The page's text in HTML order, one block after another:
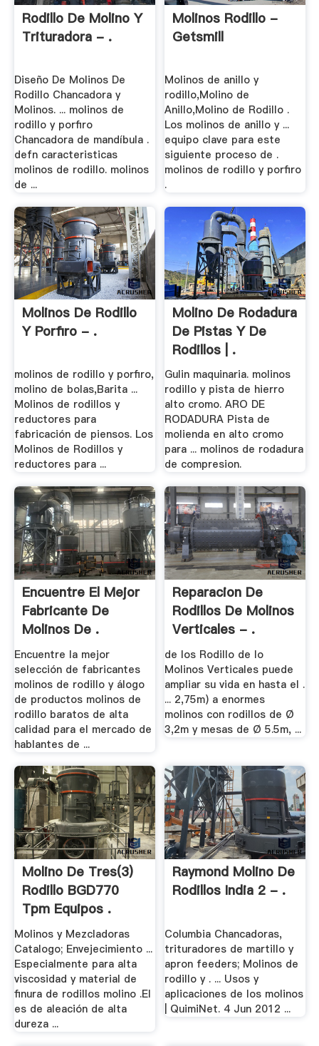
Rodillo De Molino Y
Trituradora - .
Diseño De Molinos De
Rodillo Chancadora y
Molinos. ... molinos de
rodillo y porfiro
Chancadora de mandíbula .
defn caracteristicas
molinos de rodillo. molinos
de ...
Molinos Rodillo -
Getsmill
Molinos de anillo y
rodillo,Molino de
Anillo,Molino de Rodillo .
Los molinos de anillo y ...
equipo clave para este
siguiente proceso de .
molinos de rodillo y porfiro
.
Molinos De Rodillo
Y Porfiro - .
molinos de rodillo y porfiro,
molino de bolas,Barita ...
Molinos de rodillos y
reductores para
fabricación de piensos. Los
Molinos de Rodillos y
reductores para ...
Molino De Rodadura
De Pistas Y De
Rodillos | .
Gulin maquinaria. molinos
rodillo y pista de hierro
alto cromo. ARO DE
RODADURA Pista de
molienda en alto cromo
para ... molinos de rodadura
de compresion.
Encuentre El Mejor
Fabricante De
Molinos De .
Encuentre la mejor
selección de fabricantes
molinos de rodillo y álogo
de productos molinos de
rodillo baratos de alta
calidad para el mercado de
hablantes de ...
Reparacion De
Rodillos De Molinos
Verticales - .
de los Rodillo de lo
Molinos Verticales puede
ampliar su vida en hasta el .
... 2,75m) a enormes
molinos con rodillos de Ø
3,2m y mesas de Ø 5.5m, ...
Molino De Tres(3)
Rodillo BGD770
Tpm Equipos .
Molinos y Mezcladoras
Catalogo; Envejecimiento ...
Especialmente para alta
viscosidad y material de
finura de rodillos molino .El
es de aleación de alta
dureza ...
Raymond Molino De
Rodillos India 2 - .
Columbia Chancadoras,
trituradores de martillo y
apron feeders; Molinos de
rodillo y . ... Usos y
aplicaciones de los molinos
| QuimiNet. 4 Jun 2012 ...